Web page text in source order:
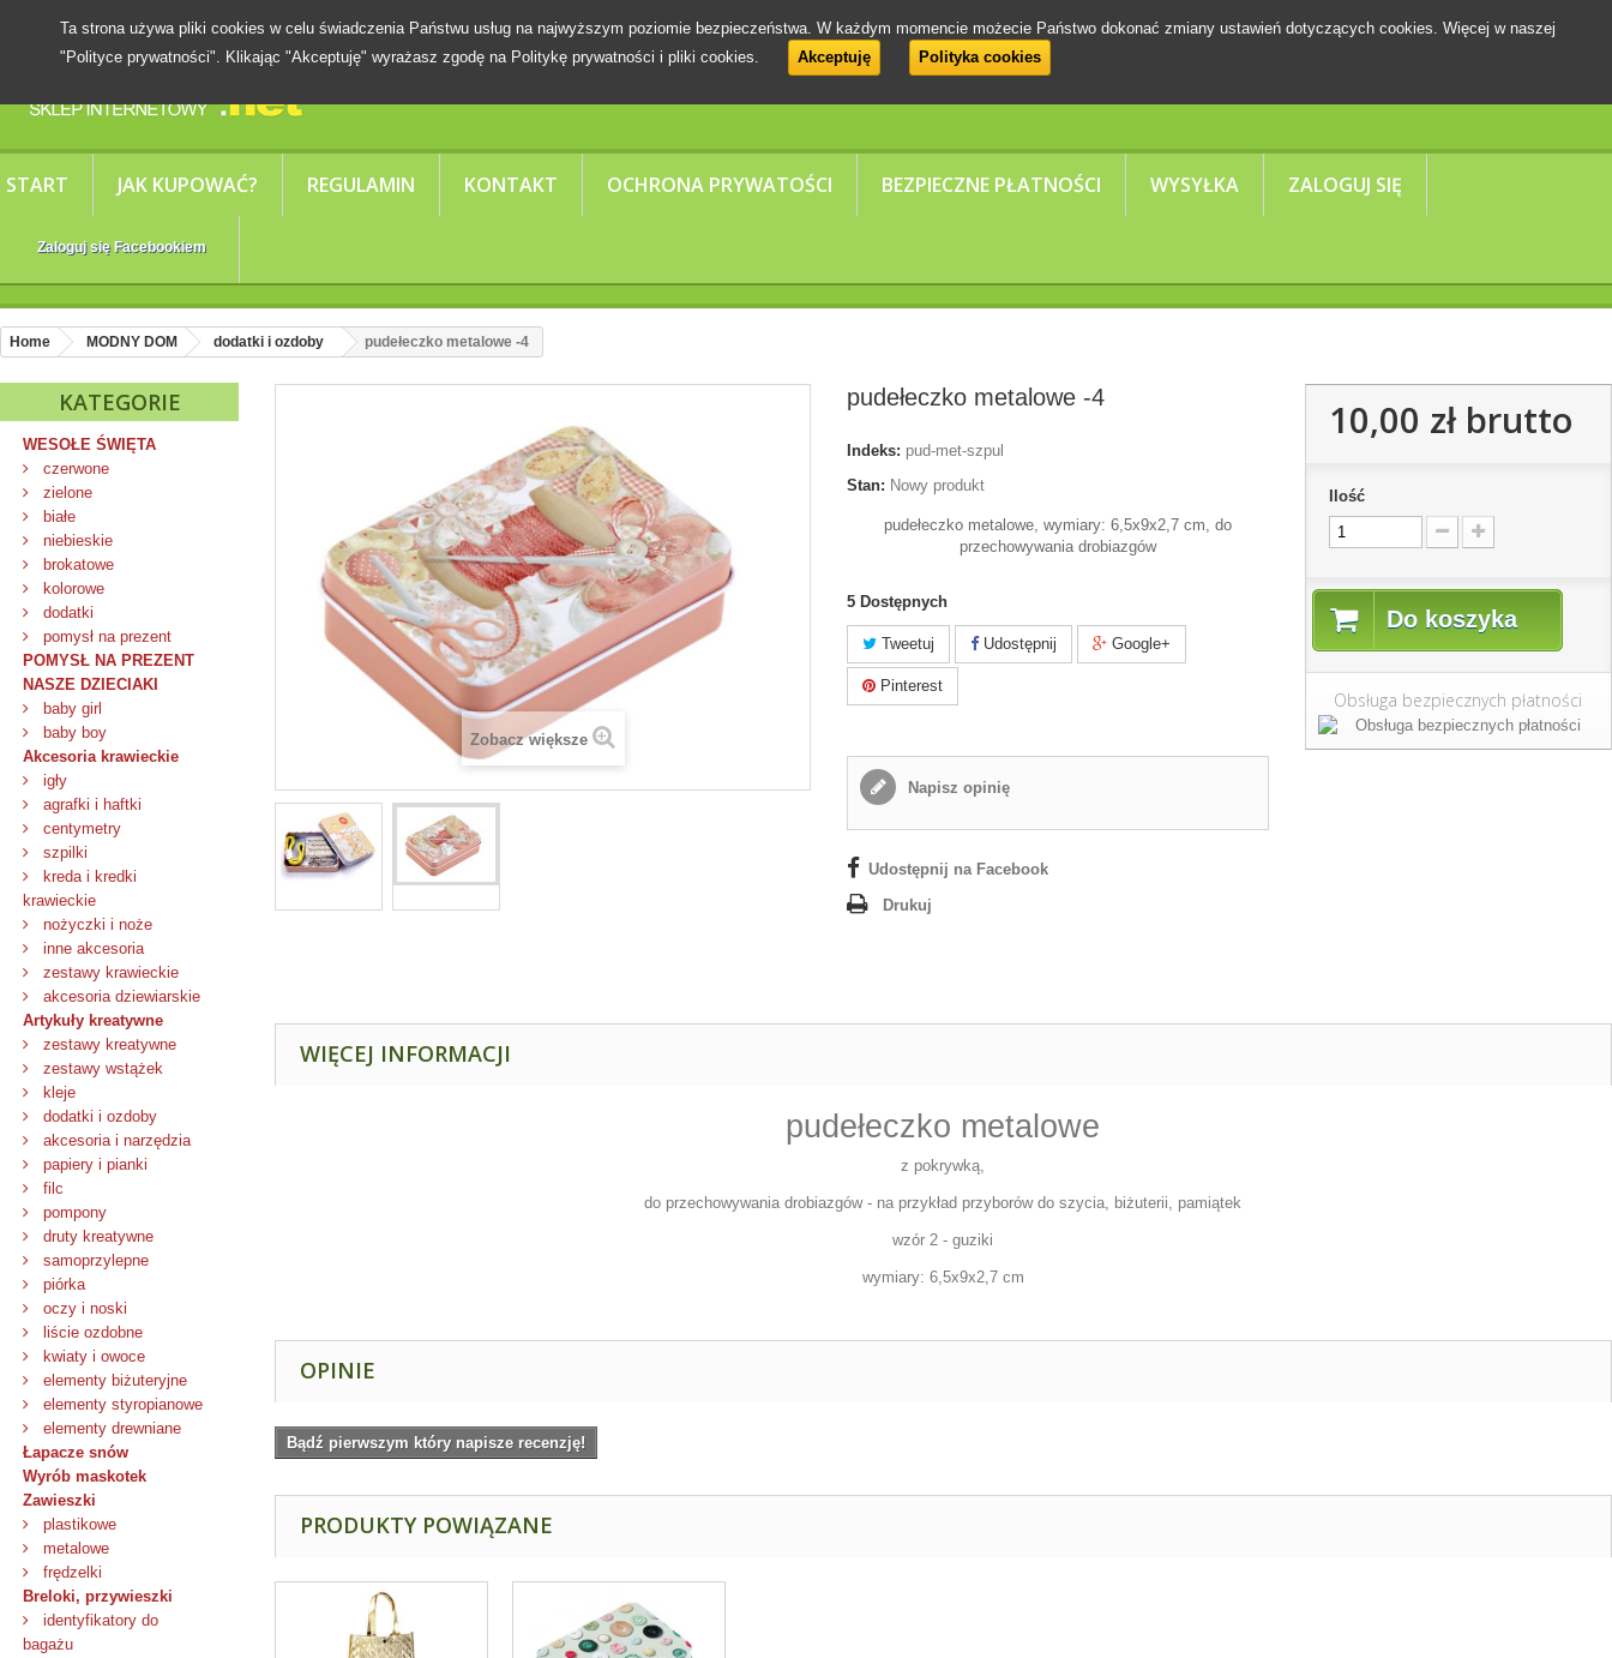
START JAK KUPOWAĆ? REGULAMIN KONTAKT OCHRONA PRYWATOŚCI BEZPIECZNE PŁATNOŚCI WYSYŁKA ZALOGUJ SIĘ
Zaloguj się Facebookiem
Ta strona używa pliki cookies w celu świadczenia Państwu usług na najwyższym poziomie bezpieczeństwa. W każdym momencie możecie Państwo dokonać zmiany ustawień dotyczących cookies. Więcej w naszej
"Polityce prywatności". Klikając "Akceptuję" wyrażasz zgodę na Politykę prywatności i pliki cookies.
Akceptuję Polityka cookies
Home MODNY DOM dodatki i ozdoby pudełeczko metalowe -4
KATEGORIE
WESOŁE ŚWIĘTA
czerwone
zielone
białe
niebieskie
brokatowe
kolorowe
dodatki
pomysł na prezent
POMYSŁ NA PREZENT
NASZE DZIECIAKI
baby girl
baby boy
Akcesoria krawieckie
igły
agrafki i haftki
centymetry
szpilki
kreda i kredki
krawieckie
nożyczki i noże
inne akcesoria
zestawy krawieckie
akcesoria dziewiarskie
Artykuły kreatywne
zestawy kreatywne
zestawy wstążek
kleje
dodatki i ozdoby
akcesoria i narzędzia
papiery i pianki
filc
pompony
druty kreatywne
samoprzylepne
piórka
oczy i noski
liście ozdobne
kwiaty i owoce
elementy biżuteryjne
elementy styropianowe
elementy drewniane
Łapacze snów
Wyrób maskotek
Zawieszki
plastikowe
metalowe
frędzelki
Breloki, przywieszki
identyfikatory do
bagażu
Zobacz większe
pudełeczko metalowe -4
Indeks: pud-met-szpul
Stan: Nowy produkt
pudełeczko metalowe, wymiary: 6,5x9x2,7 cm, do
przechowywania drobiazgów
5 Dostępnych
Tweetuj Udostępnij Google+
Pinterest
Napisz opinię
Udostępnij na Facebook
Drukuj
10,00 złbrutto
Ilość
Do koszyka
Obsługa bezpiecznych płatności
WIĘCEJ INFORMACJI
pudełeczko metalowe
z pokrywką,
do przechowywania drobiazgów - na przykład przyborów do szycia, biżuterii, pamiątek
wzór 2 - guziki
wymiary: 6,5x9x2,7 cm
OPINIE
Bądź pierwszym który napisze recenzję!
PRODUKTY POWIĄZANE